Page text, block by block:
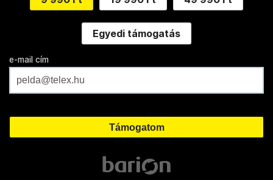
Egyedi támogatás
e-mail cím